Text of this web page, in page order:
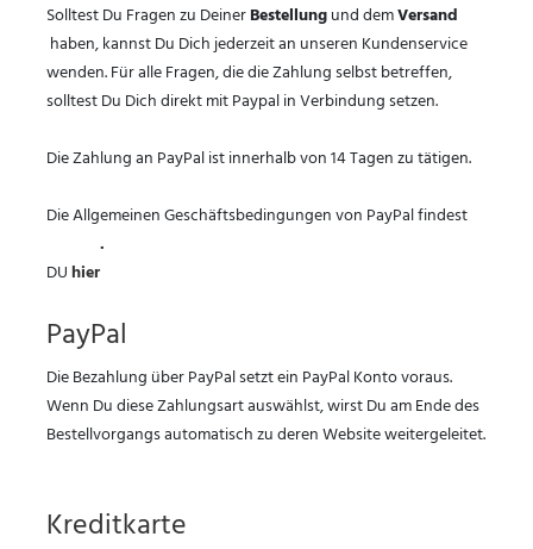
Solltest Du Fragen zu DeinerBestellungund demVersand
haben, kannst Du Dich jederzeit an unseren Kundenservice
wenden. Für alle Fragen, die die Zahlung selbst betreffen,
solltest Du Dich direkt mit Paypal in Verbindung setzen.
Die Zahlung an PayPal ist innerhalb von 14 Tagen zu tätigen.
Die Allgemeinen Geschäftsbedingungen von PayPal findest
DUhier
.
PayPal
Die Bezahlung über PayPal setzt ein PayPal Konto voraus.
Wenn Du diese Zahlungsart auswählst, wirst Du am Ende des
Bestellvorgangs automatisch zu deren Website weitergeleitet.
Kreditkarte